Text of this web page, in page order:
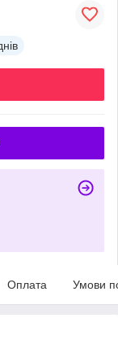
Оплата Умови